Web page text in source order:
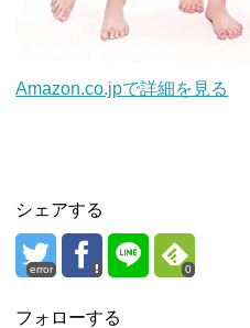
Amazon.co.jpで詳細を見る
シェアする
error 0
フォローする